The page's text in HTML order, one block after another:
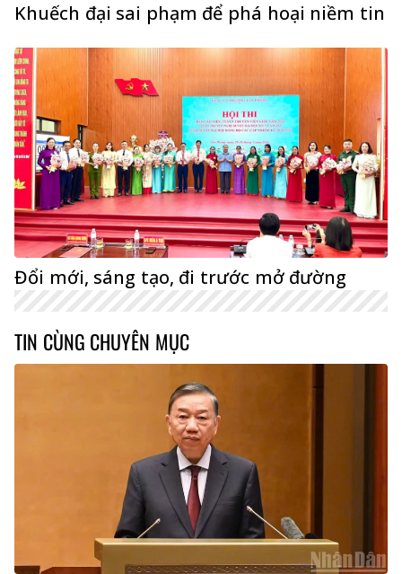
Khuếch đại sai phạm để phá hoại niềm tin
Đổi mới, sáng tạo, đi trước mở đường
TIN CÙNG CHUYÊN MỤC